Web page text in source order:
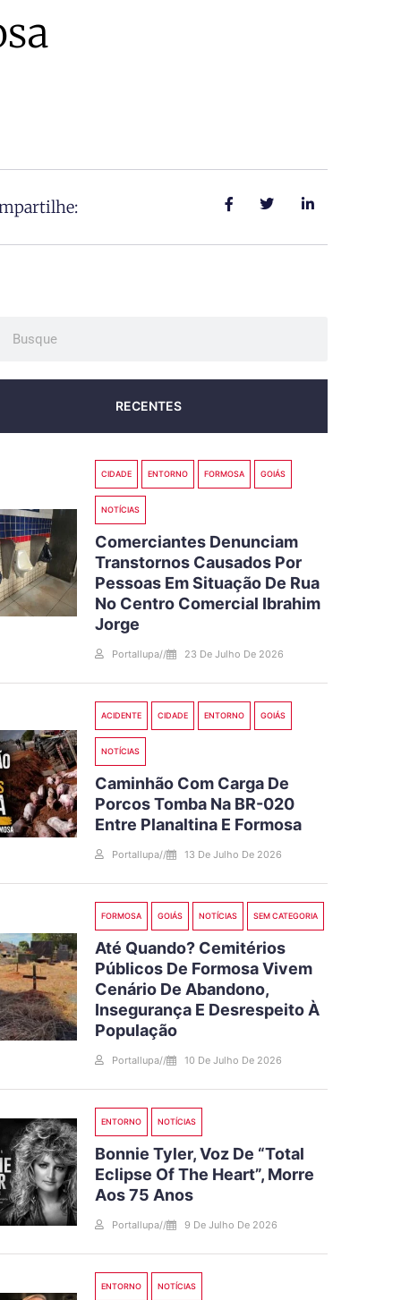
RECENTES
CIDADE ENTORNO FORMOSA GOIÁS
NOTÍCIAS
Comerciantes Denunciam
Transtornos Causados Por
Pessoas Em Situação De Rua
No Centro Comercial Ibrahim
Jorge
Portallupa// 23 De Julho De 2026
ACIDENTE CIDADE ENTORNO GOIÁS
NOTÍCIAS
Caminhão Com Carga De
Porcos Tomba Na BR-020
Entre Planaltina E Formosa
Portallupa// 13 De Julho De 2026
FORMOSA GOIÁS NOTÍCIAS SEM CATEGORIA
Até Quando? Cemitérios
Públicos De Formosa Vivem
Cenário De Abandono,
Insegurança E Desrespeito À
População
Portallupa// 10 De Julho De 2026
ENTORNO NOTÍCIAS
Bonnie Tyler, Voz De “Total
Eclipse Of The Heart”, Morre
Aos 75 Anos
Portallupa// 9 De Julho De 2026
ENTORNO NOTÍCIAS